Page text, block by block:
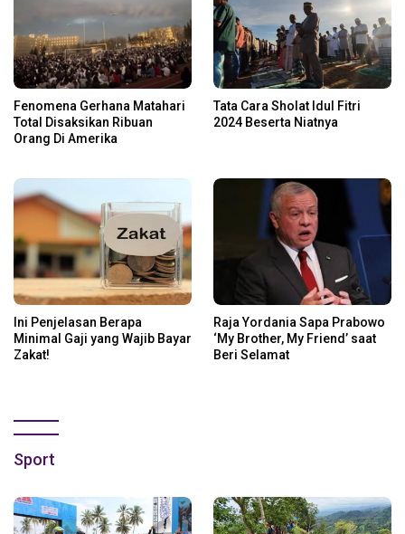
Fenomena Gerhana Matahari
Total Disaksikan Ribuan
Orang Di Amerika
Tata Cara Sholat Idul Fitri
2024 Beserta Niatnya
Ini Penjelasan Berapa
Minimal Gaji yang Wajib Bayar
Zakat!
Raja Yordania Sapa Prabowo
‘My Brother, My Friend’ saat
Beri Selamat
Sport